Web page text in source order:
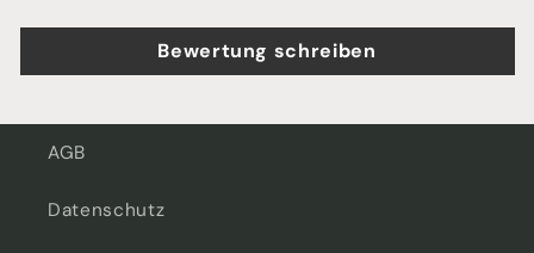
Bewertung schreiben
AGB
Datenschutz